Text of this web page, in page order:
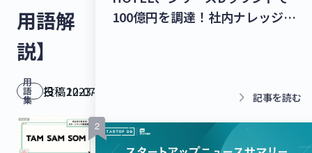
用語解
説】
用
語
集
投稿日：2023-12-07
100億円を調達！社内ナレッジの
keyboard_arrow_right 記事を読む